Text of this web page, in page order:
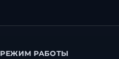
РЕЖИМ РАБОТЫ